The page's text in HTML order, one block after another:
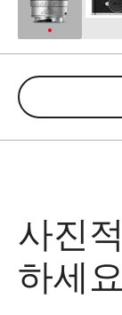
사진
하세요